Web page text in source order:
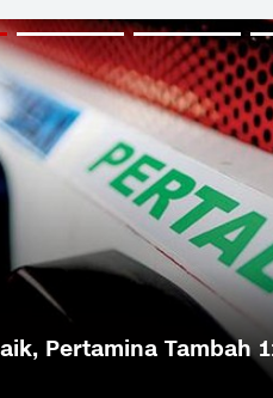
Dijual, Respons